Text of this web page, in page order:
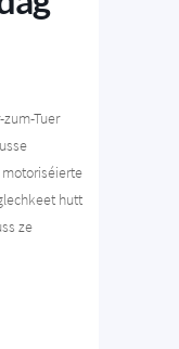
zum-Tuer
hutt
ze